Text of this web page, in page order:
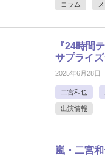
コラム
『24時間
サプライ
2025年6月28日
二宮和也
出演情報
嵐・二宮